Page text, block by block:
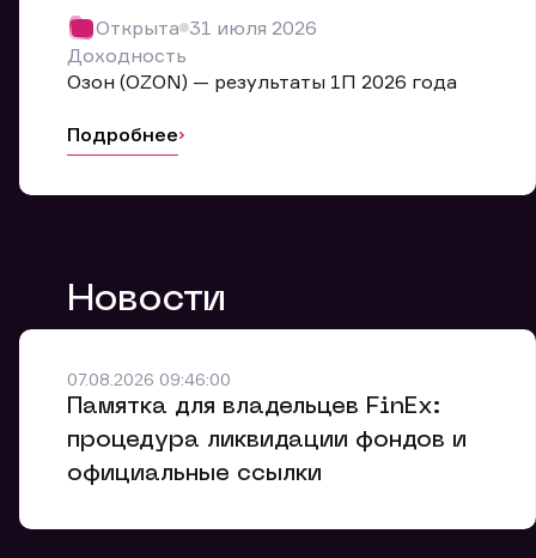
Открыта 31 июля 2026
Доходность
Озон (OZON) — результаты 1П 2026 года
Подробнее
Новости
07.08.2026 09:46:00
Памятка для владельцев FinEx:
процедура ликвидации фондов и
официальные ссылки
Мы
Ваше